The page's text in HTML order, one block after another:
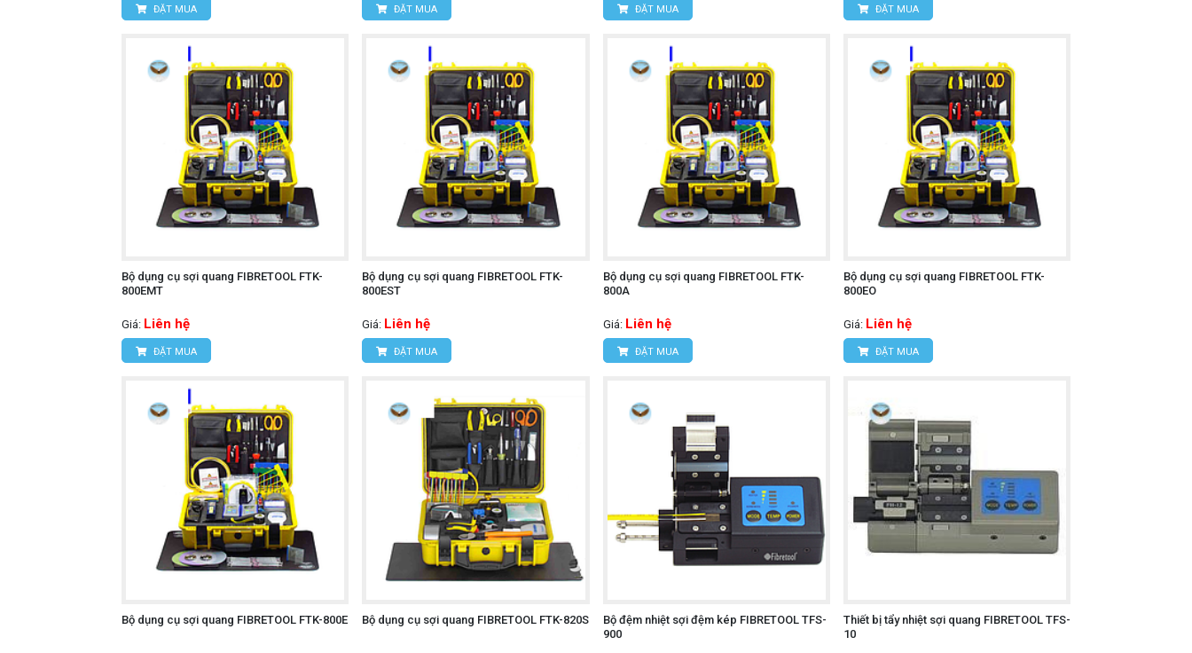
ĐẶT MUA ĐẶT MUA ĐẶT MUA ĐẶT MUA
Bộ dụng cụ sợi quang FIBRETOOL FTK-
800EMT
Giá: Liên hệ
ĐẶT MUA
Bộ dụng cụ sợi quang FIBRETOOL FTK-
800EST
Giá: Liên hệ
ĐẶT MUA
Bộ dụng cụ sợi quang FIBRETOOL FTK-
800A
Giá: Liên hệ
ĐẶT MUA
Bộ dụng cụ sợi quang FIBRETOOL FTK-
800EO
Giá: Liên hệ
ĐẶT MUA
Bộ dụng cụ sợi quang FIBRETOOL FTK-800E Bộ dụng cụ sợi quang FIBRETOOL FTK-820S
Bộ đệm nhiệt sợi đệm kép FIBRETOOL TFS-
900
Thiết bị tẩy nhiệt sợi quang FIBRETOOL TFS-
10